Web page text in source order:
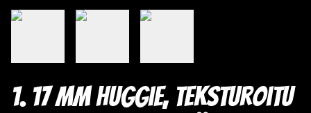
1. 17 mm huggie, teksturoitu